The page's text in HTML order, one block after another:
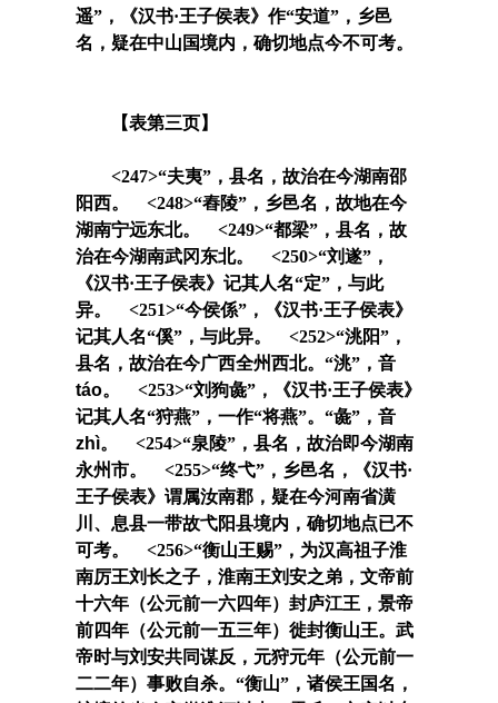
遥”，《汉书·王子侯表》作“安道”，乡邑
名，疑在中山国境内，确切地点今不可考。
【表第三页】
<247>“夫夷”，县名，故治在今湖南邵
阳西。 <248>“舂陵”，乡邑名，故地在今
湖南宁远东北。 <249>“都梁”，县名，故
治在今湖南武冈东北。 <250>“刘遂”，
《汉书·王子侯表》记其人名“定”，与此
异。 <251>“今侯係”，《汉书·王子侯表》
记其人名“傒”，与此异。 <252>“洮阳”，
县名，故治在今广西全州西北。“洮”，音
táo。 <253>“刘狗彘”，《汉书·王子侯表》
记其人名“狩燕”，一作“将燕”。“彘”，音
zhì。 <254>“泉陵”，县名，故治即今湖南
永州市。 <255>“终弋”，乡邑名，《汉书·
王子侯表》谓属汝南郡，疑在今河南省潢
川、息县一带故弋阳县境内，确切地点已不
可考。 <256>“衡山王赐”，为汉高祖子淮
南厉王刘长之子，淮南王刘安之弟，文帝前
十六年（公元前一六四年）封庐江王，景帝
前四年（公元前一五三年）徙封衡山王。武
帝时与刘安共同谋反，元狩元年（公元前一
二二年）事败自杀。“衡山”，诸侯王国名，